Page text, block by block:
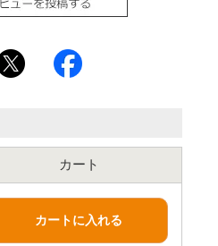
カート
カートに入れる